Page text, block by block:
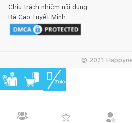
Chịu trách nhiệm nội dung:
Bà Cao Tuyết Minh
© 2021